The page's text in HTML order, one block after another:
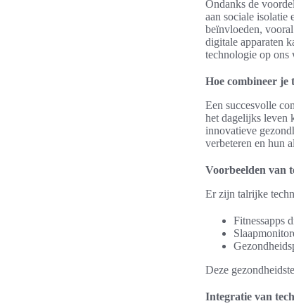
Ondanks de
aan sociale isolatie
beïnvloeden,
digitale apparaten
technologie op ons
Hoe combineer je
Een succesvolle
het dagelijks leven
innovatieve
verbeteren en hun
Voorbeelden van
Er zijn talrijke
Fitnessapps
Deze
Integratie van